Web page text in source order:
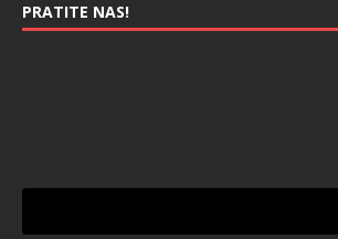
PRATITE NAS!